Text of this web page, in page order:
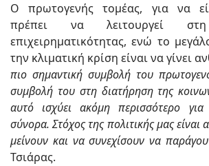
Ο πρωτογενής τομέας, για να
πρέπει να λειτουργεί
επιχειρηματικότητας, ενώ το
την κλιματική κρίση είναι να γίνει
πιο σημαντική συμβολή του
συμβολή του στη διατήρηση της
αυτό ισχύει ακόμη περισσότερο
σύνορα. Στόχος της πολιτικής μας είναι
μείνουν και να συνεχίσουν να
Τσιάρας.